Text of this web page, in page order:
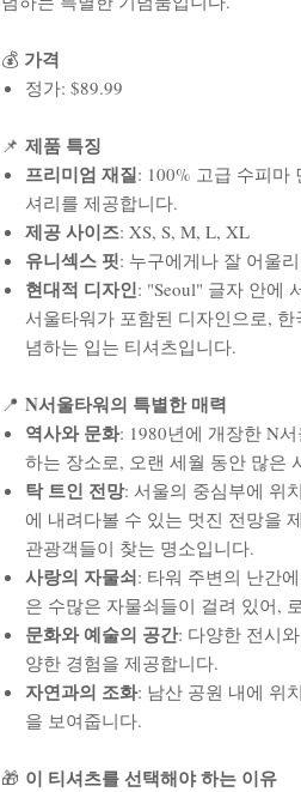
💰 가격
정가: $89.99
📌 제품 특징
프리미엄 재질: 100% 고급 수피마
셔리를 제공합니다.
제공 사이즈: XS, S, M, L, XL
유니섹스 핏: 누구에게나 잘 어울
현대적 디자인: "Seoul" 글자 안에
서울타워가 포함된 디자인으로,
념하는 입는 티셔츠입니다.
📍 N서울타워의 특별한 매력
역사와 문화: 1980년에 개장한 N
하는 장소로, 오랜 세월 동안 많은
탁 트인 전망: 서울의 중심부에 위
에 내려다볼 수 있는 멋진 전망을
관광객들이 찾는 명소입니다.
사랑의 자물쇠: 타워 주변의 난간
은 수많은 자물쇠들이 걸려 있어,
문화와 예술의 공간: 다양한 전시
양한 경험을 제공합니다.
자연과의 조화: 남산 공원 내에 위
을 보여줍니다.
🎁 이 티셔츠를 선택해야 하는 이유